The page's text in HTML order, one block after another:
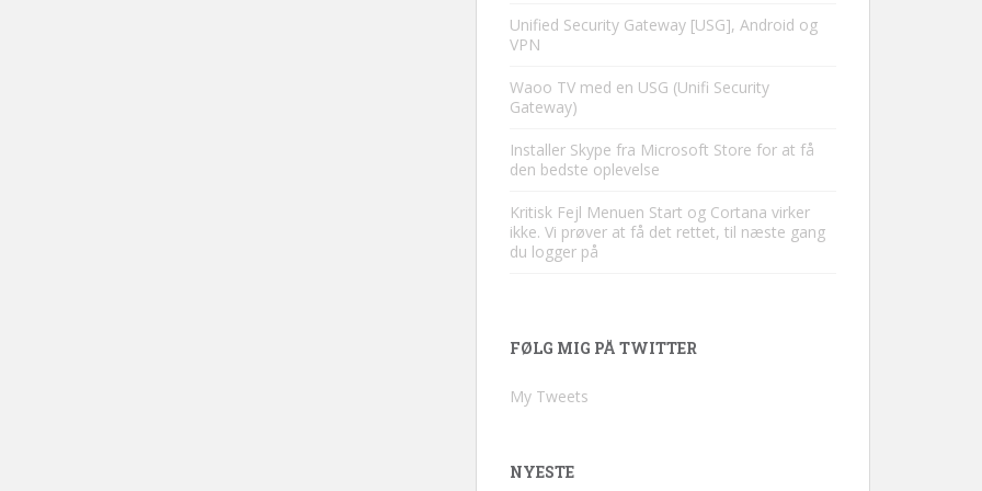
Unified Security Gateway [USG], Android og
VPN
Waoo TV med en USG (Unifi Security
Gateway)
Installer Skype fra Microsoft Store for at få
den bedste oplevelse
Kritisk Fejl Menuen Start og Cortana virker
ikke. Vi prøver at få det rettet, til næste gang
du logger på
FØLG MIG PÅ TWITTER
My Tweets
NYESTE